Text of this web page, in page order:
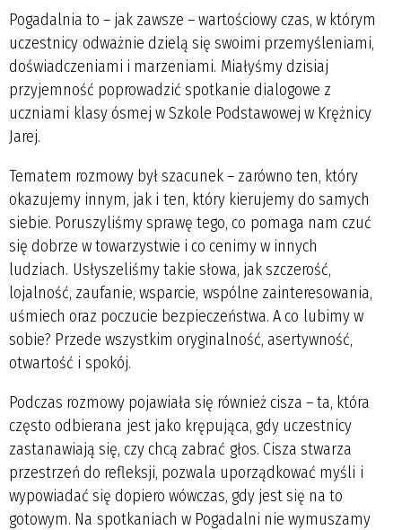
Pogadalnia to – jak zawsze – wartościowy czas, w którym
uczestnicy odważnie dzielą się swoimi przemyśleniami,
doświadczeniami i marzeniami. Miałyśmy dzisiaj
przyjemność poprowadzić spotkanie dialogowe z
uczniami klasy ósmej w Szkole Podstawowej w Krężnicy
Jarej.
Tematem rozmowy był szacunek – zarówno ten, który
okazujemy innym, jak i ten, który kierujemy do samych
siebie. Poruszyliśmy sprawę tego, co pomaga nam czuć
się dobrze w towarzystwie i co cenimy w innych
ludziach. Usłyszeliśmy takie słowa, jak szczerość,
lojalność, zaufanie, wsparcie, wspólne zainteresowania,
uśmiech oraz poczucie bezpieczeństwa. A co lubimy w
sobie? Przede wszystkim oryginalność, asertywność,
otwartość i spokój.
Podczas rozmowy pojawiała się również cisza – ta, która
często odbierana jest jako krępująca, gdy uczestnicy
zastanawiają się, czy chcą zabrać głos. Cisza stwarza
przestrzeń do refleksji, pozwala uporządkować myśli i
wypowiadać się dopiero wówczas, gdy jest się na to
gotowym. Na spotkaniach w Pogadalni nie wymuszamy